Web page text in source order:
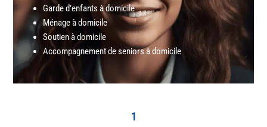
Garde d’enfants à domicile
Ménage à domicile
Soutien à domicile
Accompagnement de seniors à domicile
1